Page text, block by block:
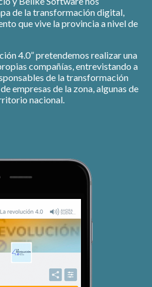
de la transformación digital,
que vive la provincia a nivel de
4.0” pretendemos realizar una
compañías, entrevistando a
de la transformación
empresas de la zona, algunas de
nacional.